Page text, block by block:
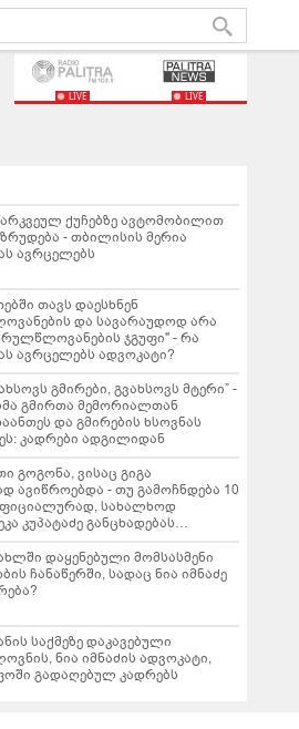
LIVE LIVE
ქუჩებზე ავტომობილით
- თბილისის მერია
ავრცელებს
თავს დაესხნენ
და სავარაუდოდ არა
ჯგუფი" - რა
ავრცელებს ადვოკატი?
გმირები, გვახსოვს მტერი” -
გმირთა მემორიალთან
და გმირების ხსოვნას
კადრები ადგილიდან
გოგონა, ვისაც გიგა
ავიწროებდა - თუ გამოჩნდება 10
სახალხოდ
კუპატაძე განცხადებას
დაყენებული მომსასმენი
ჩანაწერში, სადაც ნია იმნაძე
საქმეზე დაკავებული
ნია იმნაძის ადვოკატი,
გადაღებულ კადრებს